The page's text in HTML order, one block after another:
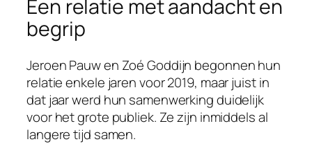
Een relatie met aandacht en
begrip
Jeroen Pauw en Zoé Goddijn begonnen hun
relatie enkele jaren voor 2019, maar juist in
dat jaar werd hun samenwerking duidelijk
voor het grote publiek. Ze zijn inmiddels al
langere tijd samen.